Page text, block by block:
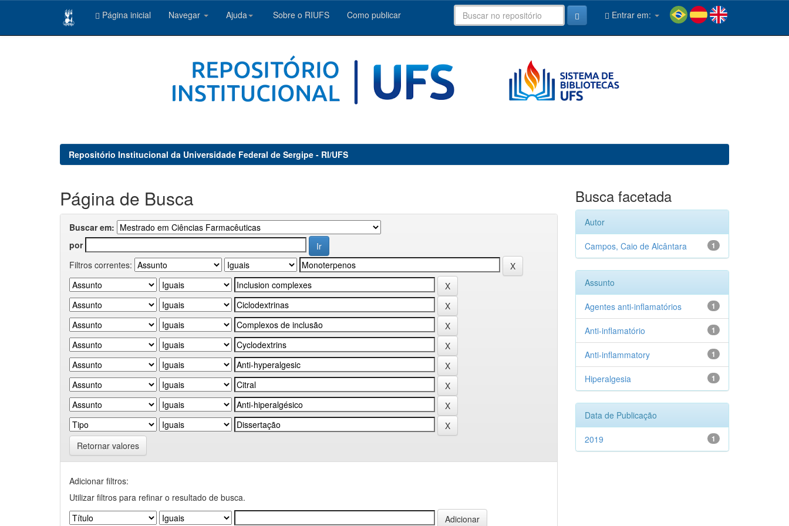
Página inicial Navegar Ajuda Sobre o RIUFS Como publicar Entrar em:
Repositório Institucional da Universidade Federal de Sergipe - RI/UFS
Página de Busca
Buscar em:
por
Filtros correntes:
Retornar valores
Adicionar filtros:
Utilizar filtros para refinar o resultado de busca.
Busca facetada
Autor
1
Campos, Caio de Alcântara
Assunto
1
Agentes anti-inflamatórios
1
Anti-inflamatório
1
Anti-inflammatory
1
Hiperalgesia
Data de Publicação
1
2019